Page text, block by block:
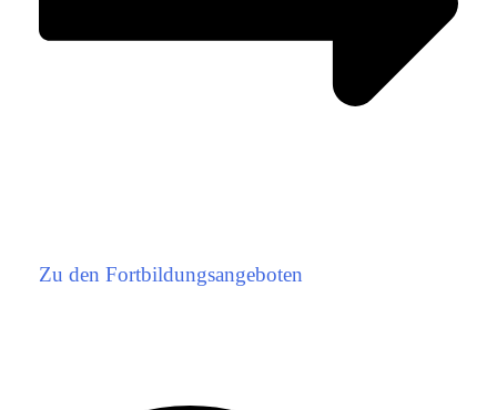
Zu den Fortbildungsangeboten